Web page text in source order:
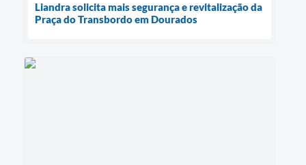
Liandra solicita mais segurança e revitalização da
Praça do Transbordo em Dourados